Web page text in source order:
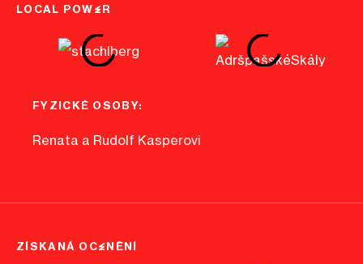
LOCAL POWER
FYZICKÉ OSOBY:
Renata a Rudolf Kasperovi
ZÍSKANÁ OCENĚNÍ